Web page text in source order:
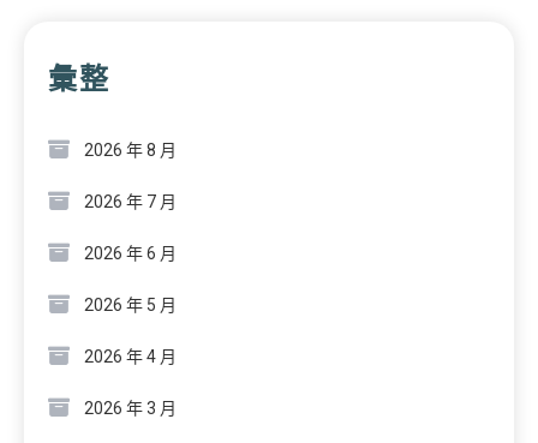
彙整
2026 年 8 月
2026 年 7 月
2026 年 6 月
2026 年 5 月
2026 年 4 月
2026 年 3 月